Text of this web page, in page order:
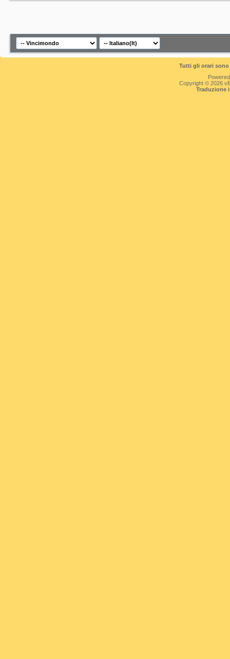
Tutti gli orari
Copyright © 2026
Traduzione